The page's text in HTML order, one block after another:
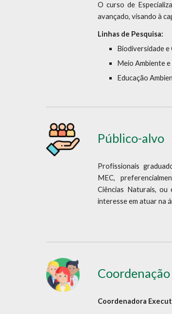
O curso de
avançado, visando à
Linhas de Pesquisa:
Biodiversidade
Meio Ambiente
Educação
Público-alvo
Profissionais
MEC,
Ciências Naturais, ou
interesse em atuar na
Coordenadora